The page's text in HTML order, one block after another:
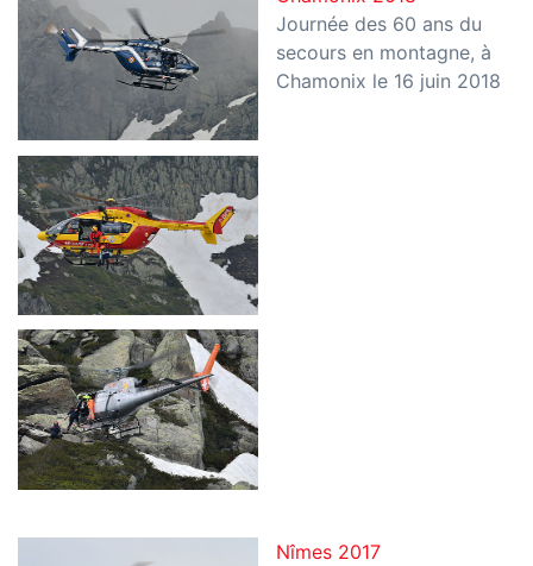
Journée des 60 ans du
secours en montagne, à
Chamonix le 16 juin 2018
Nîmes 2017